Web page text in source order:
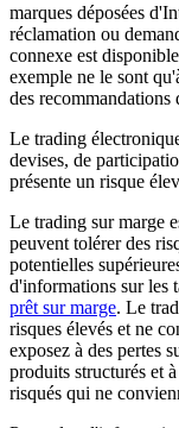
marques déposées
réclamation ou
connexe est
exemple ne le sont
des recommandations
Le trading
devises, de
présente un risque
Le trading sur marge
peuvent tolérer des
potentielles
d'informations sur les
prêt sur marge. Le
risques élevés et ne
exposez à des pertes
produits structurés et
risqués qui ne